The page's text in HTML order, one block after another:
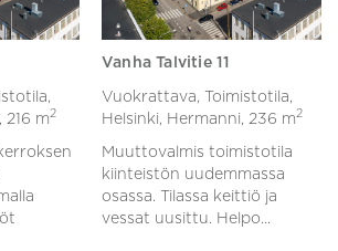
216 m2
Vanha Talvitie 11
Vuokrattava, Toimistotila,
Helsinki, Hermanni, 236 m2
Muuttovalmis toimistotila
kiinteistön uudemmassa
osassa. Tilassa keittiö ja
vessat uusittu. Helpo...